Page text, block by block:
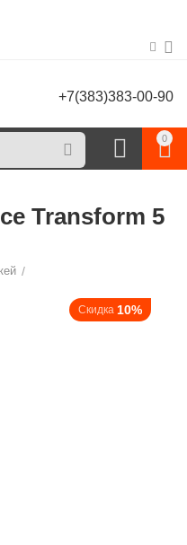
+7(383)383-00-90
0
Transform 5
/
Скидка 10%